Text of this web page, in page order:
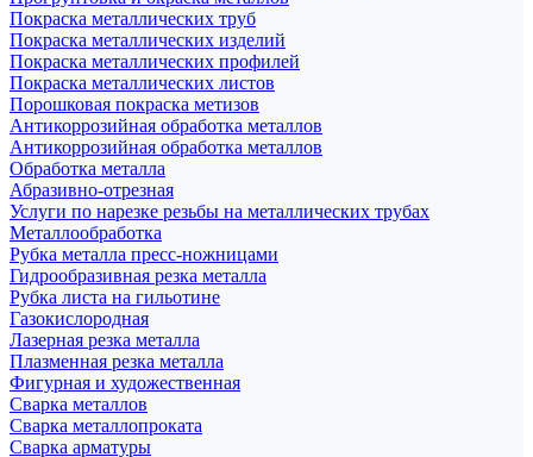
Покраска металлических труб
Покраска металлических изделий
Покраска металлических профилей
Покраска металлических листов
Порошковая покраска метизов
Антикоррозийная обработка металлов
Антикоррозийная обработка металлов
Обработка металла
Абразивно-отрезная
Услуги по нарезке резьбы на металлических трубах
Металлообработка
Рубка металла пресс-ножницами
Гидрообразивная резка металла
Рубка листа на гильотине
Газокислородная
Лазерная резка металла
Плазменная резка металла
Фигурная и художественная
Сварка металлов
Сварка металлопроката
Сварка арматуры